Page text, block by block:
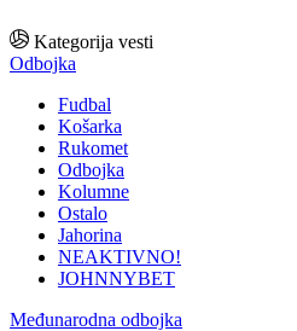
Kategorija vesti
Odbojka
Fudbal
Košarka
Rukomet
Odbojka
Kolumne
Ostalo
Jahorina
NEAKTIVNO!
JOHNNYBET
Međunarodna odbojka